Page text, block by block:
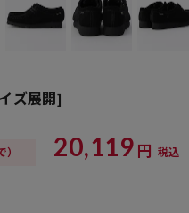
ズ展開]
20,119 円 税込